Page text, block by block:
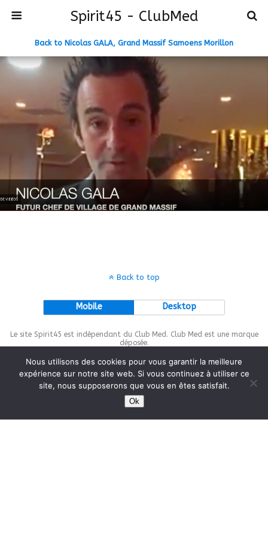
Spirit45 - ClubMed
Back to Nicolas GALA, Grand Massif Samoens Morillon
Back to top
Mobile Desktop
Le site Spirit45 est indépendant du Club Med. Club Med est une marque
déposée.
This site is protected bywp-copyrightpro.com
Nous utilisons des cookies pour vous garantir la meilleure
expérience sur notre site web. Si vous continuez à utiliser ce
site, nous supposerons que vous en êtes satisfait.
Ok